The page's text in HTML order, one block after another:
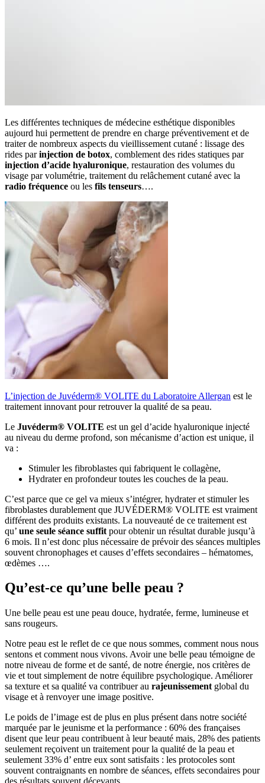
Les différentes techniques de médecine esthétique disponibles
aujourd hui permettent de prendre en charge préventivement et de
traiter de nombreux aspects du vieillissement cutané : lissage des
rides parinjection de botox, comblement des rides statiques par
injection d’acide hyaluronique, restauration des volumes du
visage par volumétrie, traitement du relâchement cutané avec la
radio fréquence ou les fils tenseurs….
L’injection de Juvéderm® VOLITE du Laboratoire Allergan est le
traitement innovant pour retrouver la qualité de sa peau.
Le Juvéderm® VOLITE est un gel d’acide hyaluronique injecté
au niveau du derme profond, son mécanisme d’action est unique, il
va :
Stimuler les fibroblastes qui fabriquent le collagène,
Hydrater en profondeur toutes les couches de la peau.
C’est parce que ce gel va mieux s’intégrer, hydrater et stimuler les
fibroblastes durablement que JUVÉDERM® VOLITE est vraiment
différent des produits existants. La nouveauté de ce traitement est
qu’ une seule séance suffit pour obtenir un résultat durable jusqu’à
6 mois. Il n’est donc plus nécessaire de prévoir des séances multiples
souvent chronophages et causes d’effets secondaires – hématomes,
œdèmes ….
Qu’est-ce qu’une belle peau ?
Une belle peau est une peau douce, hydratée, ferme, lumineuse et
sans rougeurs.
Notre peau est le reflet de ce que nous sommes, comment nous nous
sentons et comment nous vivons. Avoir une belle peau témoigne de
notre niveau de forme et de santé, de notre énergie, nos critères de
vie et tout simplement de notre équilibre psychologique. Améliorer
sa texture et sa qualité va contribuer au rajeunissement global du
visage et à renvoyer une image positive.
Le poids de l’image est de plus en plus présent dans notre société
marquée par le jeunisme et la performance : 60% des françaises
disent que leur peau contribuent à leur beauté mais, 28% des patients
seulement reçoivent un traitement pour la qualité de la peau et
seulement 33% d’ entre eux sont satisfaits : les protocoles sont
souvent contraignants en nombre de séances, effets secondaires pour